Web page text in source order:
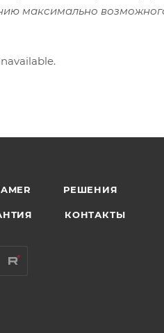
максимально
РЕШЕНИЯ
КОНТАКТЫ